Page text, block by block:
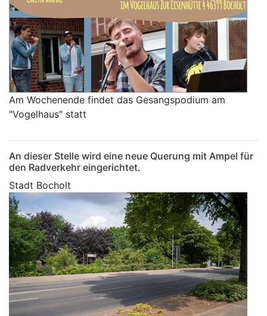
Am Wochenende findet das Gesangspodium am
"Vogelhaus" statt
An dieser Stelle wird eine neue Querung mit Ampel für
den Radverkehr eingerichtet.
Stadt Bocholt